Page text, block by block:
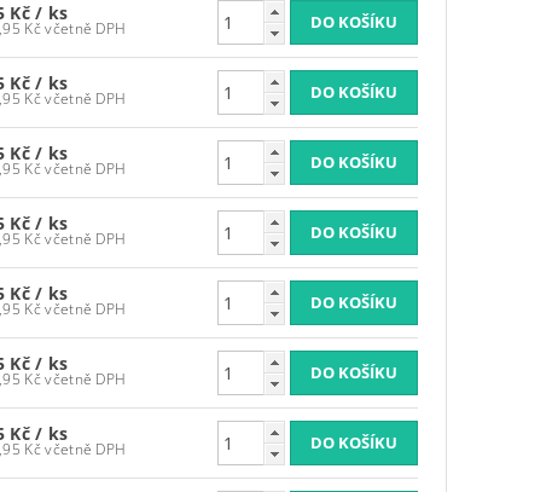
Kč/ ks
3 986,95 Kč včetně DPH
Kč/ ks
3 986,95 Kč včetně DPH
Kč/ ks
3 986,95 Kč včetně DPH
Kč/ ks
3 986,95 Kč včetně DPH
Kč/ ks
3 986,95 Kč včetně DPH
Kč/ ks
3 986,95 Kč včetně DPH
Kč/ ks
3 986,95 Kč včetně DPH